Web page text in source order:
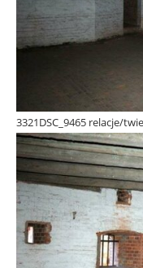
3321DSC_9465 relacje/